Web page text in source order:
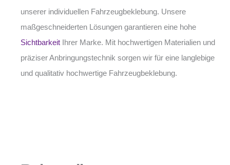
unserer individuellen Fahrzeugbeklebung. Unsere
maßgeschneiderten Lösungen garantieren eine hohe
Sichtbarkeit Ihrer Marke. Mit hochwertigen Materialien und
präziser Anbringungstechnik sorgen wir für eine langlebige
und qualitativ hochwertige Fahrzeugbeklebung.